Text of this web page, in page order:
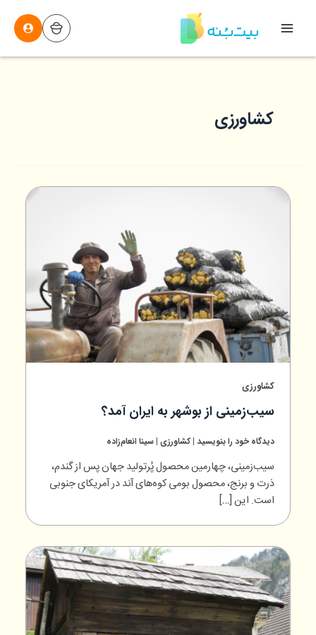
Main
کشاورزی
کشاورزی
سیب‌زمینی از بوشهر به ایران آمد؟
دیدگاه‌ خود را بنویسید کشاورزی| سینا انعام‌زاده
سیب‌زمینی، چهارمین محصول پُرتولید جهان پس از گندم،
ذرت و برنج، محصول بومی کوه‌های آند در آمریکای جنوبی
است. این […]